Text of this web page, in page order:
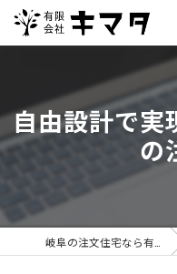
自由設計で実
の